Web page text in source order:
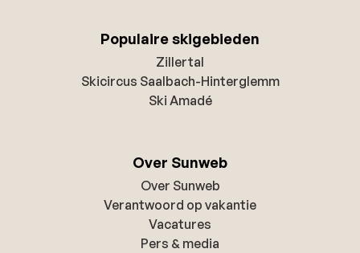
Populaire skigebieden
Zillertal
Skicircus Saalbach-Hinterglemm
Ski Amadé
Over Sunweb
Over Sunweb
Verantwoord op vakantie
Vacatures
Pers & media